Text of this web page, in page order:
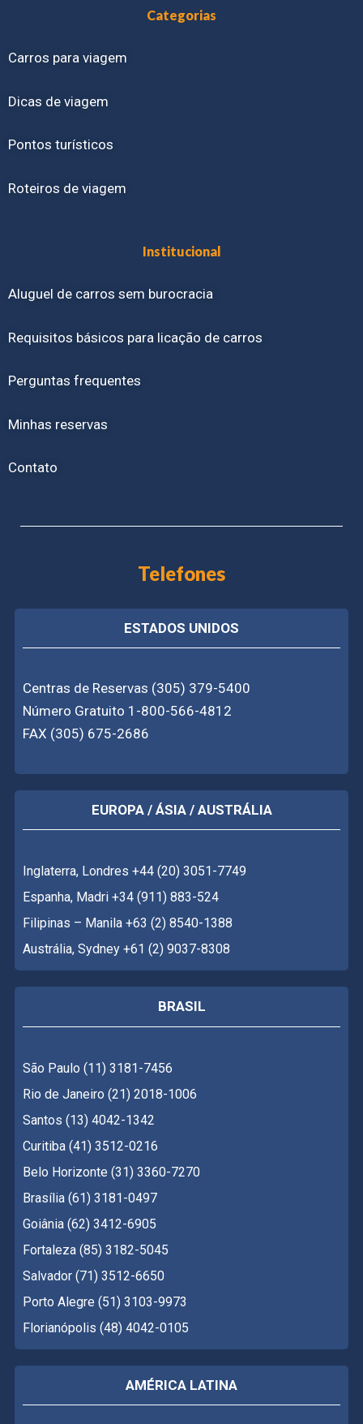
Categorias
Carros para viagem
Dicas de viagem
Pontos turísticos
Roteiros de viagem
Institucional
Aluguel de carros sem burocracia
Requisitos básicos para licação de carros
Perguntas frequentes
Minhas reservas
Contato
Telefones
ESTADOS UNIDOS
Centras de Reservas (305) 379-5400
Número Gratuito 1-800-566-4812
FAX (305) 675-2686
EUROPA / ÁSIA / AUSTRÁLIA
Inglaterra, Londres +44 (20) 3051-7749
Espanha, Madri +34 (911) 883-524
Filipinas – Manila +63 (2) 8540-1388
Austrália, Sydney +61 (2) 9037-8308
BRASIL
São Paulo (11) 3181-7456
Rio de Janeiro (21) 2018-1006
Santos (13) 4042-1342
Curitiba (41) 3512-0216
Belo Horizonte (31) 3360-7270
Brasília (61) 3181-0497
Goiânia (62) 3412-6905
Fortaleza (85) 3182-5045
Salvador (71) 3512-6650
Porto Alegre (51) 3103-9973
Florianópolis (48) 4042-0105
AMÉRICA LATINA